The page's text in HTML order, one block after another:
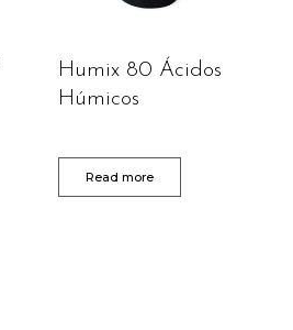
Humix 80 Ácidos
Húmicos
Read more